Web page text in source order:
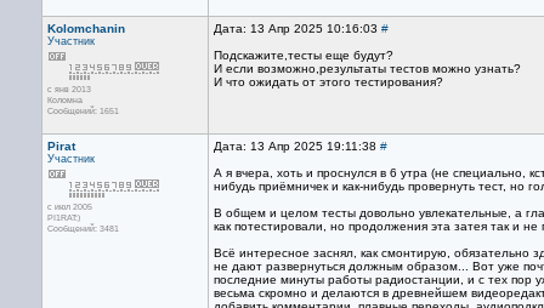
Kolomchanin
Участник
с янв 2013
Коломна
Сообщений: 1651
Дата: 13 Апр 2025 10:16:03 #
Подскажите,тесты еще будут?
И если возможно,результаты тестов можно узнать?
И что ожидать от этого тестирования?
Pirat
Участник
с июл 2005
PI1RAT:)
Сообщений: 3481
Дата: 13 Апр 2025 19:11:38 #
А я вчера, хоть и проснулся в 6 утра (не специально,
нибудь приёмничек и как-нибудь провернуть тест, но
В общем и целом тесты довольно увлекательные, а
как потестировали, но продолжения эта затея так и
Всё интересное заснял, как смонтирую, обязательно
не дают развернуться должным образом... Вот уже
последние минуты работы радиостанции, и с тех пор
весьма скромно и делаются в древнейшем